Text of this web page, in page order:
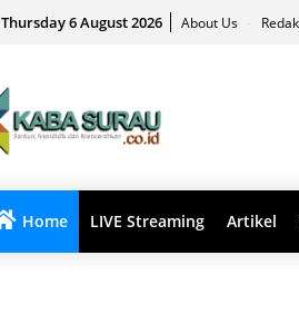
Thursday 6 August 2026 About Us
Home LIVE Streaming Artikel